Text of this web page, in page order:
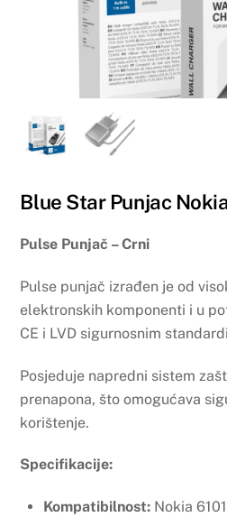
Blue Star Punjac
Pulse Punjač – Crni
Pulse punjač izrađen je od
elektronskih komponenti i u
CE i LVD sigurnosnim
Posjeduje napredni sistem
prenapona, što omogućava
korištenje.
Specifikacije:
Kompatibilnost: Nokia